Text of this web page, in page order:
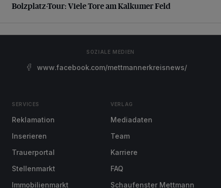
Bolzplatz-Tour: Viele Tore am Kalkumer Feld
SOZIALE MEDIEN
www.facebook.com/mettmannerkreisnews/
SERVICES
Reklamation
Inserieren
Trauerportal
Stellenmarkt
Immobilienmarkt
VERLAG
Mediadaten
Team
Karriere
FAQ
Schaufenster Mettmann